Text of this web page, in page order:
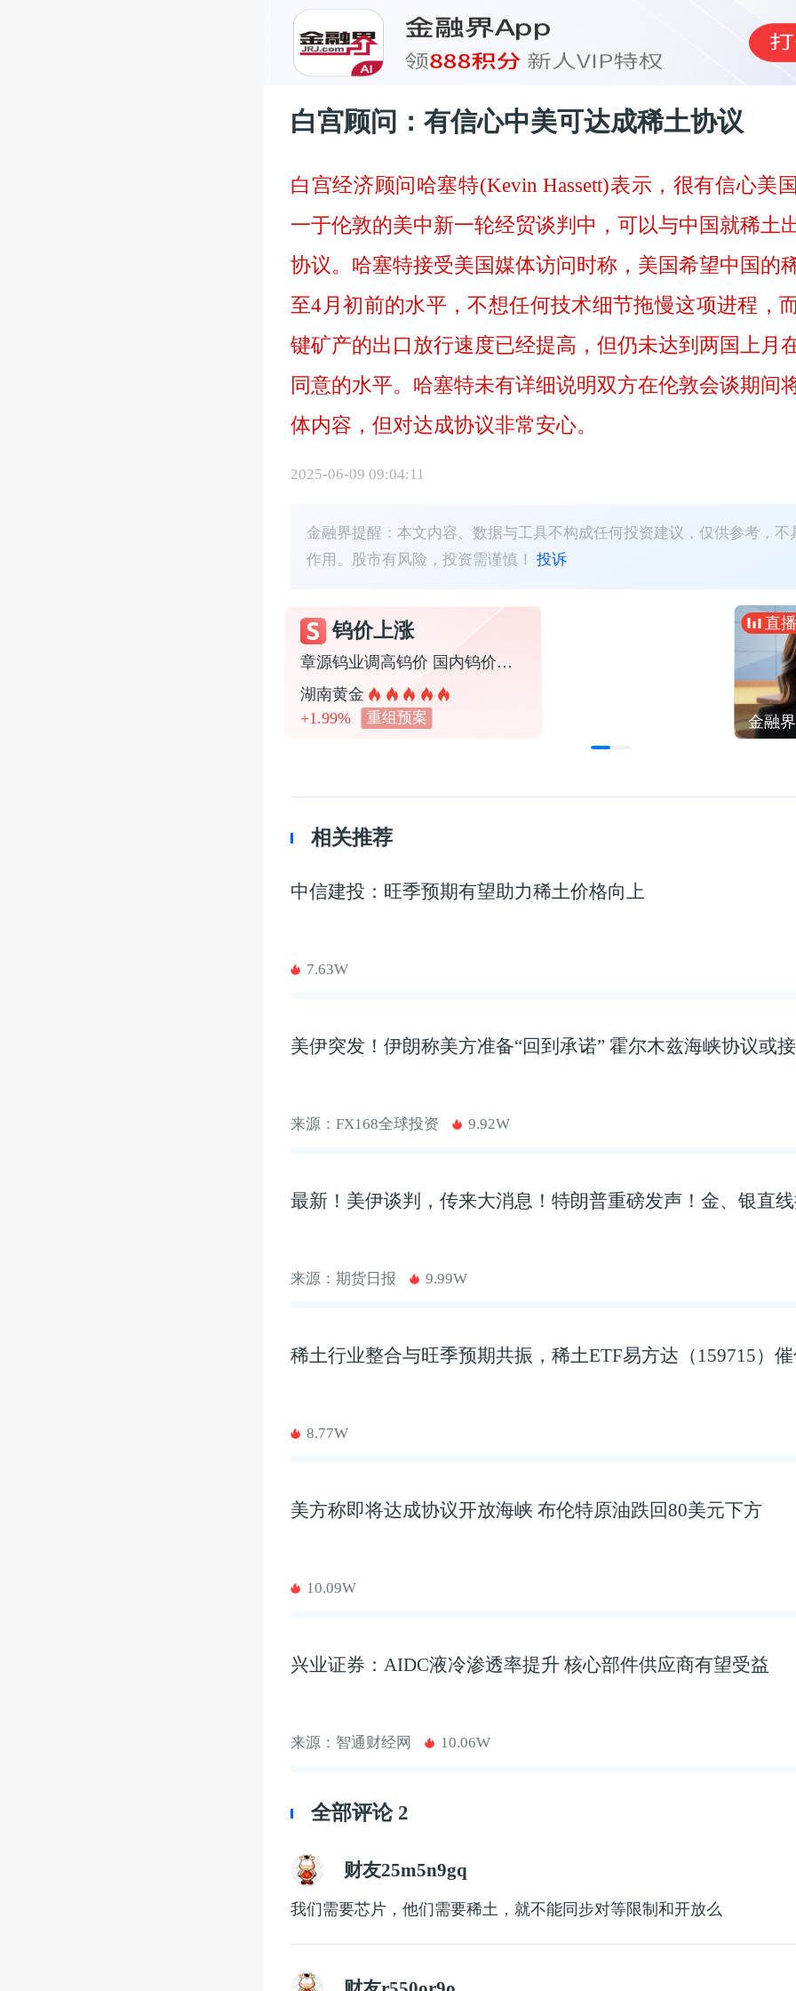
白宫顾问：有信心中美可达成稀土协议
白宫经济顾问哈塞特(Kevin Hassett)表示，很有信心美
一于伦敦的美中新一轮经贸谈判中，可以与中国就稀土
协议。哈塞特接受美国媒体访问时称，美国希望中国的
至4月初前的水平，不想任何技术细节拖慢这项进程，
键矿产的出口放行速度已经提高，但仍未达到两国上月
同意的水平。哈塞特未有详细说明双方在伦敦会谈期间
体内容，但对达成协议非常安心。
2025-06-09 09:04:11
金融界提醒：本文内容、数据与工具不构成任何投资建议，仅供参考，不
作用。股市有风险，投资需谨慎！ 投诉
钨价上涨
章源钨业调高钨价 国内钨价再现涨价迹象
湖南黄金
+1.99%
重组预案
直
相关推荐
中信建投：旺季预期有望助力稀土价格向上
7.63W
美伊突发！伊朗称美方准备“回到承诺” 霍尔木兹海峡协议或
来源：FX168全球投资 9.92W
最新！美伊谈判，传来大消息！特朗普重磅发声！金、银直
来源：期货日报 9.99W
稀土行业整合与旺季预期共振，稀土ETF易方达（159715）
8.77W
美方称即将达成协议开放海峡 布伦特原油跌回80美元下方
10.09W
兴业证券：AIDC液冷渗透率提升 核心部件供应商有望受益
来源：智通财经网 10.06W
全部评论 2
财友25m5n9gq
我们需要芯片，他们需要稀土，就不能同步对等限制和开放么